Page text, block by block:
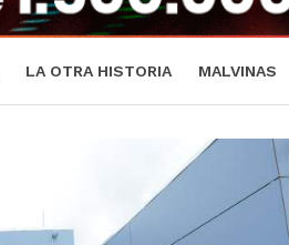
LA OTRA HISTORIA MALVINAS